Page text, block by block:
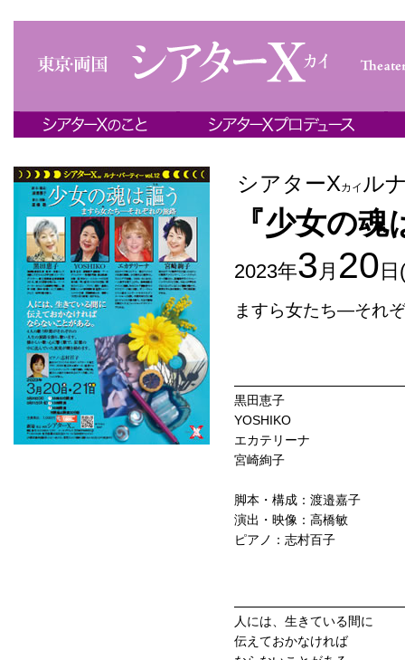
シアターΧカイ ル
『少女の
2023年3 月 20
ますら女たち―それ
黒田恵子
YOSHIKO
エカテリーナ
宮崎絢子
脚本・構成：渡邉嘉子
演出・映像：高橋敏
ピアノ：志村百子
人には、生きている間に
伝えておかなければ